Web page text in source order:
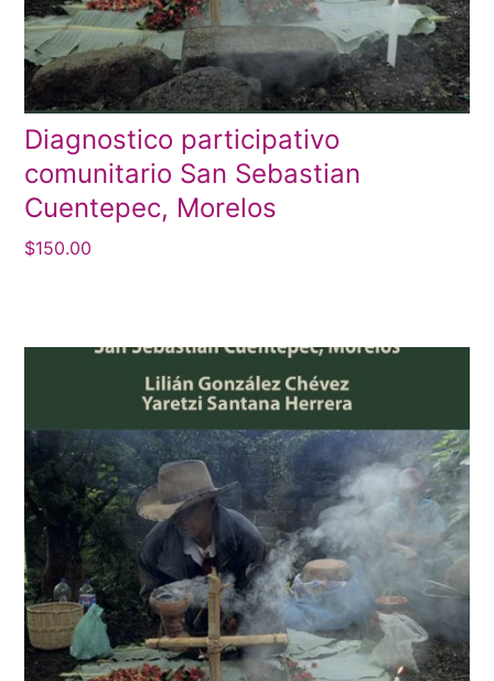
Diagnostico participativo
comunitario San Sebastian
Cuentepec, Morelos
$150.00